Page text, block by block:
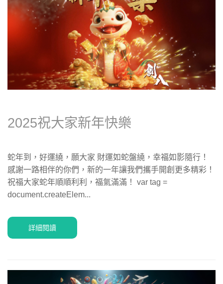
2025祝大家新年快樂
蛇年到，好運繞，願大家 財運如蛇盤繞，幸福如影隨行！
感謝一路相伴的你們，新的一年讓我們攜手開創更多精彩！
祝福大家蛇年順順利利，福氣滿滿！ var tag =
document.createElem...
詳細閱讀